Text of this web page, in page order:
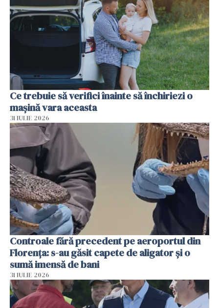
Ce trebuie să verifici înainte să închiriezi o
mașină vara aceasta
31 IULIE 2026
Controale fără precedent pe aeroportul din
Florența: s-au găsit capete de aligator și o
sumă imensă de bani
31 IULIE 2026